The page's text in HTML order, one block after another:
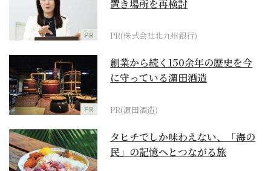
PR
置き場所を再検討
PR(株式会社北九州銀行)
PR
創業から続く150余年の歴史を今
に守っている濵田酒造
PR(濵田酒造)
タヒチでしか味わえない、「海の
民」の記憶へとつながる旅